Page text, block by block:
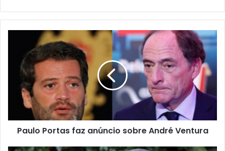
Paulo Portas faz anúncio sobre André Ventura